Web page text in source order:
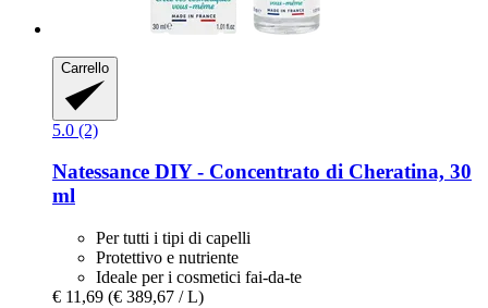
Carrello
5.0 (2)
Natessance DIY -​ Concentrato di Cheratina, 30
ml
Per tutti i tipi di capelli
Protettivo e nutriente
Ideale per i cosmetici fai-da-te
€ 11,69 (€ 389,67 / L)